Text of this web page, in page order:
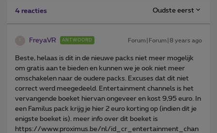
4 reacties Oudste eerst
FreyaVR ANTWOORD Forum|Forum|8 years ago
Beste, helaas is dit in de nieuwe packs niet meer mogelijk
om gratis aan te bieden en kunnen we je ook niet meer
omschakelen naar de oudere packs. Excuses dat dit niet
correct werd meegedeeld. Entertainment channels is het
vervangende boeket hiervan ongeveer en kost 9,95 euro. In
een Familus pack krijg je hier 2 euro korting op (indien dit je
enigste boeket is). meer info over dit boeket is
https://www.proximus.be/nl/id_cr_entertainment_chan